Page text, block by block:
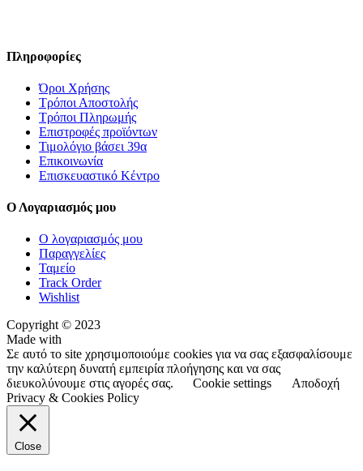
Πληροφορίες
Όροι Χρήσης
Τρόποι Αποστολής
Τρόποι Πληρωμής
Επιστροφές προϊόντων
Τιμολόγιο βάσει 39α
Επικοινωνία
Επισκευαστικό Κέντρο
Ο Λογαριασμός μου
Ο λογαριασμός μου
Παραγγελίες
Ταμείο
Track Order
Wishlist
Copyright © 2023
Made with
Σε αυτό το site χρησιμοποιούμε cookies για να σας εξασφαλίσουμε
την καλύτερη δυνατή εμπειρία πλοήγησης και να σας
διευκολύνουμε στις αγορές σας.
Cookie settings
Αποδοχή
Privacy & Cookies Policy
Close